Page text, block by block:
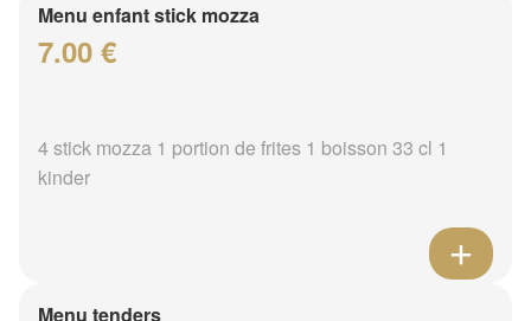
Menu enfant stick mozza
7.00 €
4 stick mozza 1 portion de frites 1 boisson 33 cl 1
kinder
Menu tenders